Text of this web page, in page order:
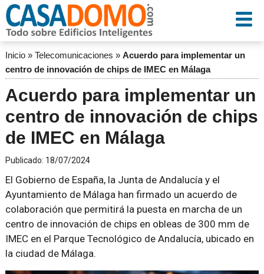
Inicio» Telecomunicaciones » Acuerdo para implementar un
centro de innovación de chips de IMEC en Málaga
Acuerdo para implementar un
centro de innovación de chips
de IMEC en Málaga
Publicado: 18/07/2024
El Gobierno de España, la Junta de Andalucía y el
Ayuntamiento de Málaga han firmado un acuerdo de
colaboración que permitirá la puesta en marcha de un
centro de innovación de chips en obleas de 300 mm de
IMEC en el Parque Tecnológico de Andalucía, ubicado en
la ciudad de Málaga.